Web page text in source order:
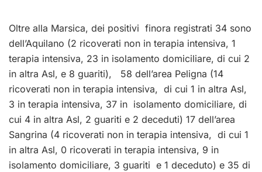
Oltre alla Marsica, dei positivi finora registrati 34 sono
dell’Aquilano (2 ricoverati non in terapia intensiva, 1
terapia intensiva, 23 in isolamento domiciliare, di cui 2
in altra Asl, e 8 guariti), 58 dell’area Peligna (14
ricoverati non in terapia intensiva, di cui 1 in altra Asl,
3 in terapia intensiva, 37 in isolamento domiciliare, di
cui 4 in altra Asl, 2 guariti e 2 deceduti) 17 dell’area
Sangrina (4 ricoverati non in terapia intensiva, di cui 1
in altra Asl, 0 ricoverati in terapia intensiva, 9 in
isolamento domiciliare, 3 guariti e 1 deceduto) e 35 di